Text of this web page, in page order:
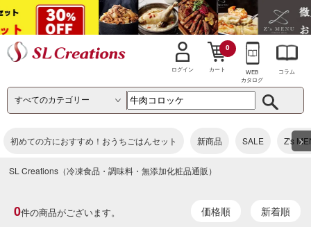
ログイン カート
0
WEB
カタログ
コラム
初めての方におすすめ！おうちごはんセット 新商品 SALE Z's >
SL Creations（冷凍食品・調味料・無添加化粧品通販）
0件の商品がございます。 価格順 新着順